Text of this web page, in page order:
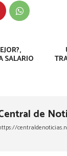
SALARIO
de